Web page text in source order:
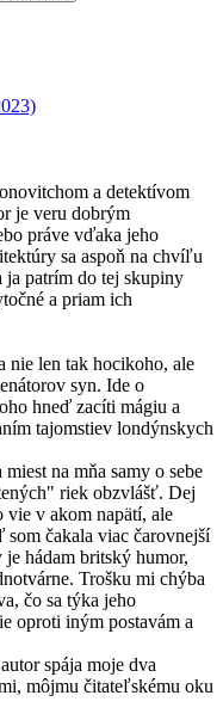
a detektívom
je veru dobrým
práve vďaka jeho
sa aspoň na chvíľu
ja patrím do tej skupiny
a priam ich
nie len tak hocikoho, ale
syn. Ide o
hneď zacíti mágiu a
tajomstiev londýnskych
na mňa samy o sebe
riek obzvlášť. Dej
vie v akom napätí, ale
som čakala viac čarovnejší
hádam britský humor,
Trošku mi chýba
čo sa týka jeho
oproti iným postavám a
spája moje dva
môjmu čitateľskému oku